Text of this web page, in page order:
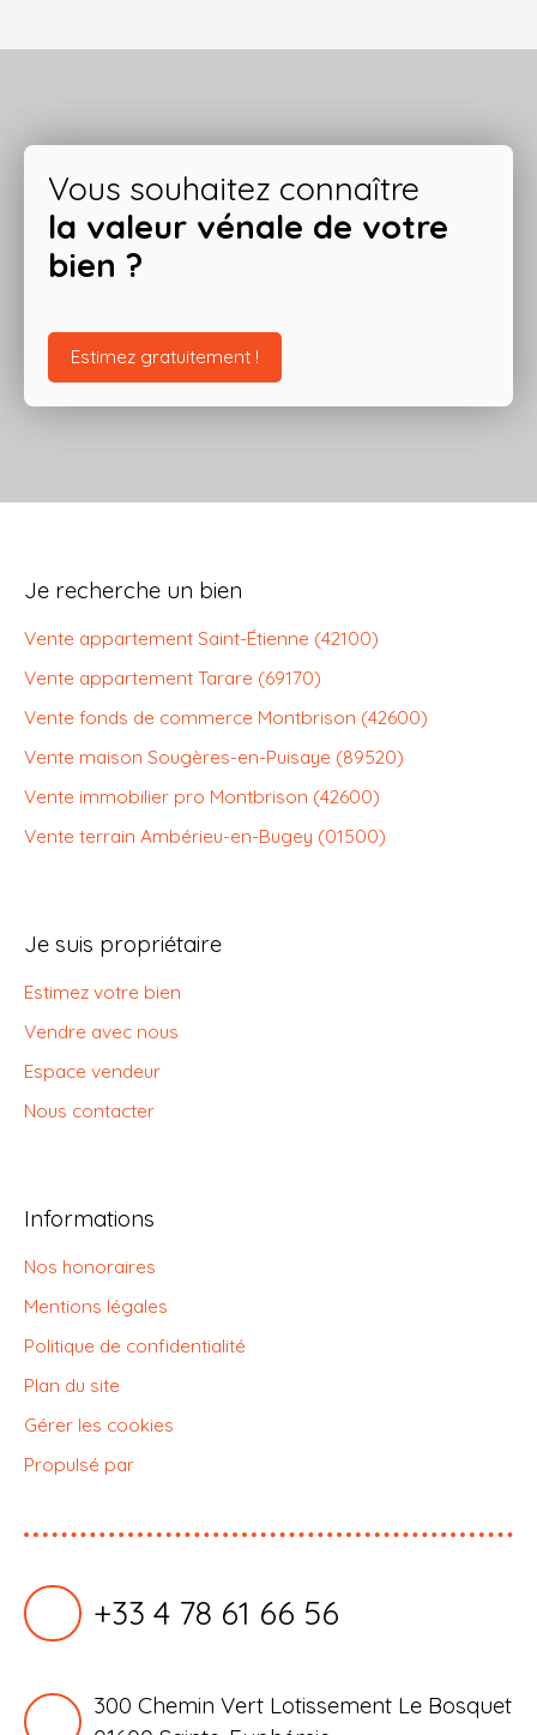
Vous souhaitez connaître
la valeur vénale de votre
bien ?
Estimez gratuitement !
Je recherche un bien
Vente appartement Saint-Étienne (42100)
Vente appartement Tarare (69170)
Vente fonds de commerce Montbrison (42600)
Vente maison Sougères-en-Puisaye (89520)
Vente immobilier pro Montbrison (42600)
Vente terrain Ambérieu-en-Bugey (01500)
Je suis propriétaire
Estimez votre bien
Vendre avec nous
Espace vendeur
Nous contacter
Informations
Nos honoraires
Mentions légales
Politique de confidentialité
Plan du site
Gérer les cookies
Propulsé par
+33 4 78 61 66 56
300 Chemin Vert Lotissement Le Bosquet